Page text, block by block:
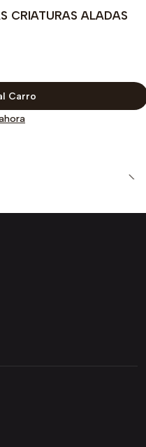
CRIATURAS ALADAS
Carro